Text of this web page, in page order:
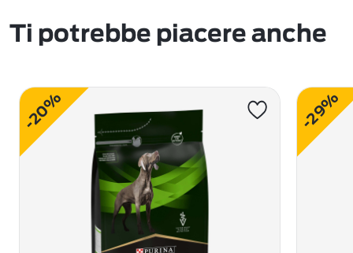
Ti potrebbe piacere anche
-20% -29%